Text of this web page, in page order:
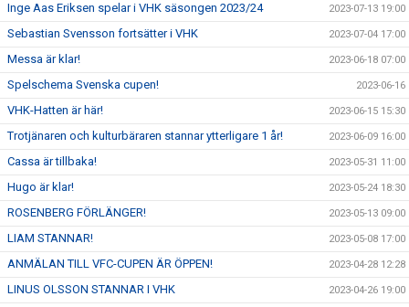
Inge Aas Eriksen spelar i VHK säsongen 2023/24 2023-07-13 19:00
Sebastian Svensson fortsätter i VHK 2023-07-04 17:00
Messa är klar! 2023-06-18 07:00
Spelschema Svenska cupen! 2023-06-16
VHK-Hatten är här! 2023-06-15 15:30
Trotjänaren och kulturbäraren stannar ytterligare 1 år! 2023-06-09 16:00
Cassa är tillbaka! 2023-05-31 11:00
Hugo är klar! 2023-05-24 18:30
ROSENBERG FÖRLÄNGER! 2023-05-13 09:00
LIAM STANNAR! 2023-05-08 17:00
ANMÄLAN TILL VFC-CUPEN ÄR ÖPPEN! 2023-04-28 12:28
LINUS OLSSON STANNAR I VHK 2023-04-26 19:00